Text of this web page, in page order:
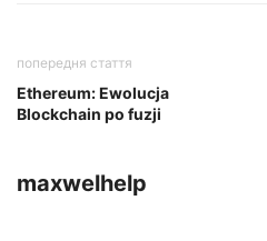
попередня стаття
Ethereum: Ewolucja
Blockchain po fuzji
maxwelhelp